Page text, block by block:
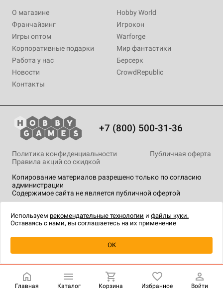
Уведомить о наличии
О магазине
Франчайзинг
Игры оптом
Корпоративные подарки
Работа у нас
Новости
Контакты
Hobby World
Игрокон
Warforge
Мир фантастики
Берсерк
CrowdRepublic
+7 (800) 500-31-36
Копирование материалов разрешено только по согласию
администрации
Содержимое сайта не является публичной офертой
Политика конфиденциальности
Публичная оферта
Правила акций со скидкой
технологии.
Главная Каталог Корзина Избранное Войти
Используем рекомендательные технологии и файлы куки.
Оставаясь с нами, вы соглашаетесь на их применение
OK